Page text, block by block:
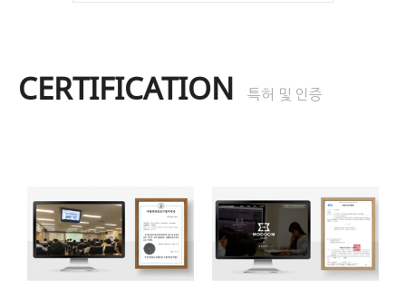
CERTIFICATION 특허 및 인증